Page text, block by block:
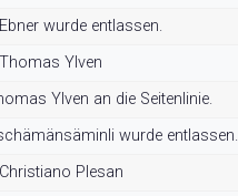
wurde entlassen.
Ylven
Ylven an die Seitenlinie.
wurde entlassen.
Plesan